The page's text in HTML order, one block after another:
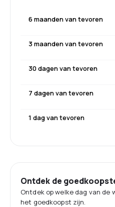
6 maanden van tevoren
3 maanden van tevoren
30 dagen van tevoren
7 dagen van tevoren
1 dag van tevoren
Ontdek de
Ontdek op welke dag van de
het goedkoopst zijn.